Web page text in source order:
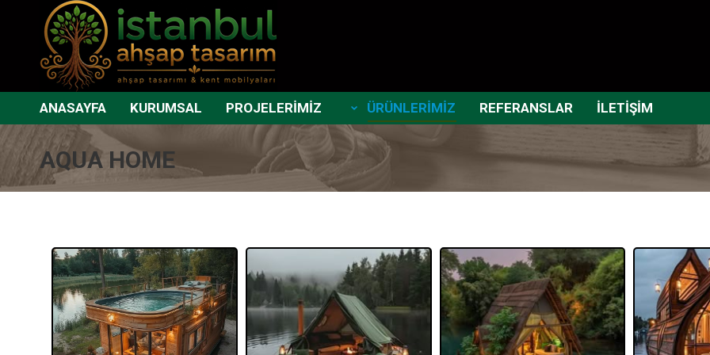
ANASAYFA KURUMSAL PROJELERİMİZ ÜRÜNLERİMİZ REFERANSLAR İLETİŞİM
AQUA HOME